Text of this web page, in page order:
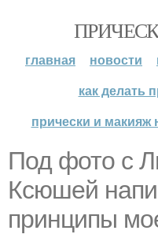
главная новости
как делать
прически и макияж
Под фото с
Ксюшей
принципы